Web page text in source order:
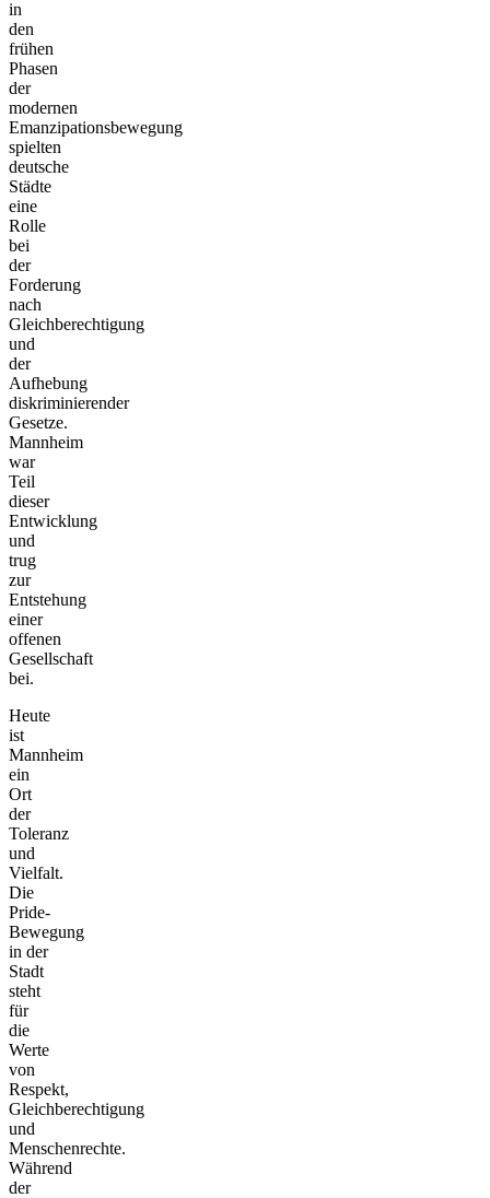
in
den
frühen
Phasen
der
modernen
Emanzipationsbewegung
spielten
deutsche
Städte
eine
Rolle
bei
der
Forderung
nach
Gleichberechtigung
und
der
Aufhebung
diskriminierender
Gesetze.
Mannheim
war
Teil
dieser
Entwicklung
und
trug
zur
Entstehung
einer
offenen
Gesellschaft
bei.
Heute
ist
Mannheim
ein
Ort
der
Toleranz
und
Vielfalt.
Die
Pride-
Bewegung
in der
Stadt
steht
für
die
Werte
von
Respekt,
Gleichberechtigung
und
Menschenrechte.
Während
der